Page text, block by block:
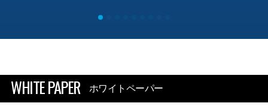
WHITE PAPER ホワイトペーパー